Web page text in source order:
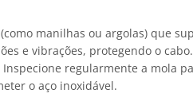
manilhas ou argolas) que
e vibrações, protegendo o
regularmente a mola
o aço inoxidável.